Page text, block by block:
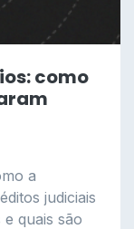
como
a
judiciais
quais são